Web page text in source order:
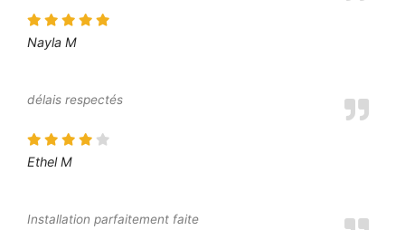
Nayla M
délais respectés
Ethel M
Installation parfaitement faite